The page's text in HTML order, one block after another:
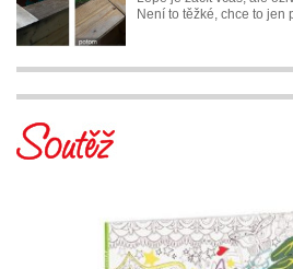
Není to těžké, chce to jen